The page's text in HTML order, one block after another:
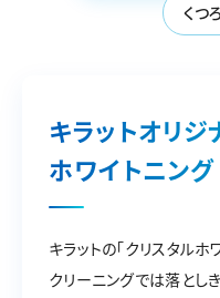
くつ
キラットオリジ
ホワイトニング
キラットの「クリスタル
クリーニングでは落とし